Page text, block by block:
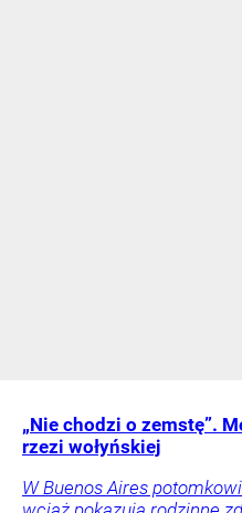
„Nie chodzi o zemstę”.
rzezi wołyńskiej
W Buenos Aires